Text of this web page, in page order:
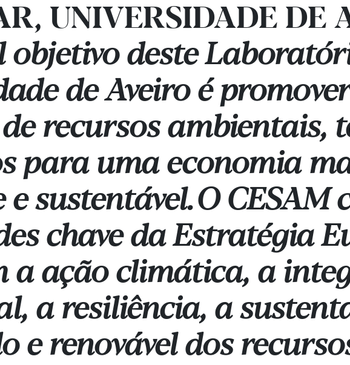
UNIVERSIDADE DE
deste
de Aveiro é
recursos ambientais,
para uma economia
e sustentável.O CESAM
chave da Estratégia
a ação climática, a
a resiliência, a
e renovável dos